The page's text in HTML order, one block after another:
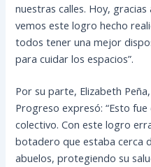
nuestras calles. Hoy,
vemos este logro hecho
todos tener una mejor
para cuidar los espacios”.
Por su parte, Elizabeth
Progreso expresó: “Esto
colectivo. Con este logro
botadero que estaba cerca
abuelos, protegiendo su